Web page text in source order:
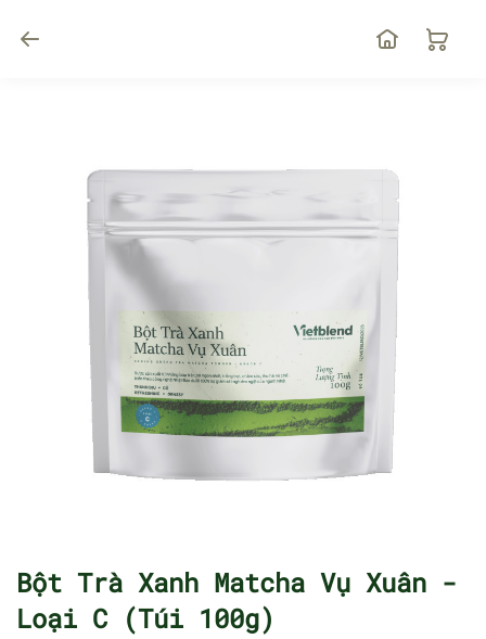
Bột Trà Xanh Matcha Vụ Xuân -
Loại C (Túi 100g)